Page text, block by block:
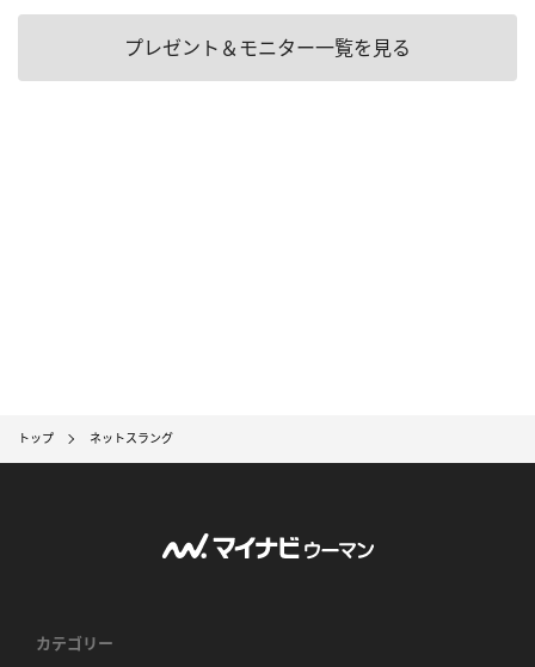
プレゼント＆モニター一覧を見る
トップ ネットスラング
カテゴリー